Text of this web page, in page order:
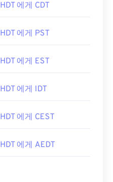
HDT 에게 CDT
HDT 에게 PST
HDT 에게 EST
HDT 에게 IDT
HDT 에게 CEST
HDT 에게 AEDT